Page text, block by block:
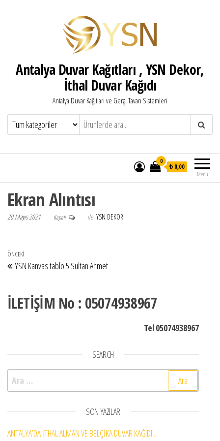
Antalya Duvar Kağıtları , YSN Dekor,
İthal Duvar Kağıdı
Antalya Duvar Kağıtları ve Gergi Tavan Sistemleri
Menü
0
₺ 0,00
Ekran Alıntısı
20 Mayıs 2021 Kapalı ile YSN DEKOR
Yazı gezinmesi
Önceki Yazı
ÖNCEKI
YSN Kanvas tablo 5 Sultan Ahmet
İLETİŞİM No : 05074938967
Tel:05074938967
SEARCH
Arama:
SON YAZILAR
ANTALYA’DA İTHAL ALMAN VE BELÇİKA DUVAR KAĞIDI .